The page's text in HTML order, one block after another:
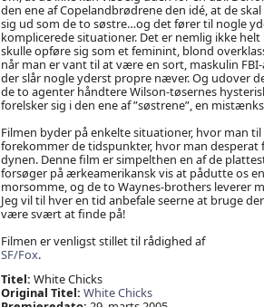
den ene af Copelandbrødrene den idé, at de
sig ud som de to søstre…og det fører til nogle
komplicerede situationer. Det er nemlig ikke helt
skulle opføre sig som et feminint, blond
når man er vant til at være en sort, maskulin
der slår nogle yderst propre næver. Og udover
de to agenter håndtere Wilson-tøsernes
forelsker sig i den ene af ”søstrene”, en
Filmen byder på enkelte situationer, hvor man
forekommer de tidspunkter, hvor man
dynen. Denne film er simpelthen en af de
forsøger på ærkeamerikansk vis at pådutte os
morsomme, og de to Waynes-brothers leverer
Jeg vil til hver en tid anbefale seerne at bruge
være svært at finde på!
Filmen er venligst stillet til rådighed af
SF/Fox.
Titel: White Chicks
Original Titel: White Chicks